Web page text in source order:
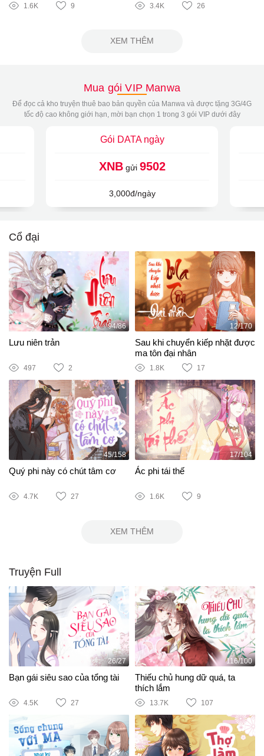
1.6K 9 3.4K 26
XEM THÊM
Mua gói VIP Manwa
Để đọc cả kho truyện thuê bao bản quyền của Manwa và được tặng 3G/4G
tốc độ cao không giới hạn, mời bạn chọn 1 trong 3 gói VIP dưới đây
Gói DATA ngày
XNBgửi 9502
3,000đ/ngày
Cổ đại
94/86
Lưu niên trản
497 2
12/170
Sau khi chuyển kiếp nhặt được
ma tôn đại nhân
1.8K 17
45/158
Quý phi này có chút tâm cơ
4.7K 27
17/104
Ác phi tái thế
1.6K 9
XEM THÊM
Truyện Full
26/27
Bạn gái siêu sao của tổng tài
4.5K 27
116/100
Thiếu chủ hung dữ quá, ta
thích lắm
13.7K 107